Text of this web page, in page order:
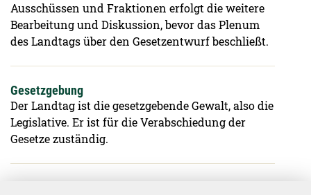
Ausschüssen und Fraktionen erfolgt die weitere
Bearbeitung und Diskussion, bevor das Plenum
des Landtags über den Gesetzentwurf beschließt.
Gesetzgebung
Der Landtag ist die gesetzgebende Gewalt, also die
Legislative. Er ist für die Verabschiedung der
Gesetze zuständig.